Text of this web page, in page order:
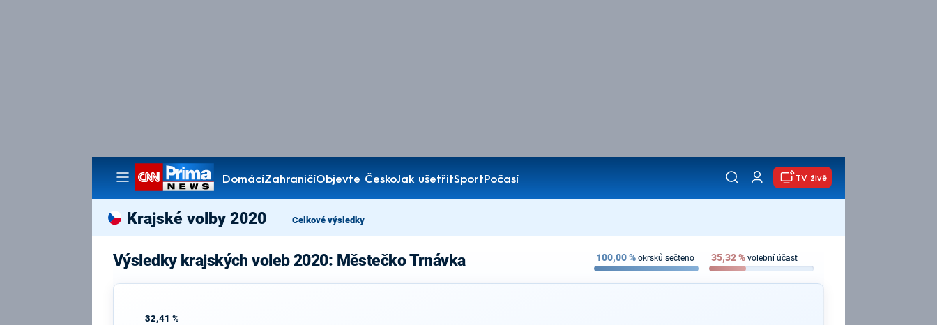
DomácíZahraničíObjevte ČeskoJak ušetřitSportPočasí
Pořady
TV živě
Krajské volby 2020 Celkové výsledky
Výsledky krajských voleb 2020: Městečko Trnávka 100,00% okrsků sečteno 35,32% volební účast
32,41 %